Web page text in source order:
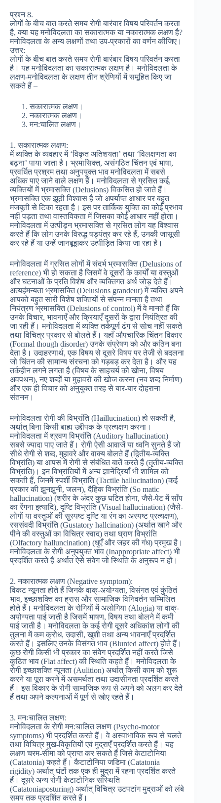
प्रश्न 8.
लोगों के बीच बात करते समय रोगी बारंबार विषय परिवर्तन करता
है, क्या यह मनोविदलता का सकारात्मक या नकारात्मक लक्षण है?
मनोविदलता के अन्य लक्षणों तथा उप-प्रकारों का वर्णन कीजिए।
उत्तर:
लोगों के बीच बात करते समय रोगी बारंबार विषय परिवर्तन करता
है। यह मनोविदलता का सकारात्मक लक्षण है। मनोविदलता के
लक्षण-मनोविदलता के लक्षण तीन श्रेणियों में समूहित किए जा
सकते हैं –
सकारात्मक लक्षण।
नकारात्मक लक्षण।
मन:चालित लक्षण।
1. सकारात्मक लक्षण:
में व्यक्ति के व्यवहार में ‘विकृत अतिशयता’ तथा ‘विलक्षणता का
बढ़ना’ पाया जाता है। भ्रमासिक्त, असंगठित चिंतन एवं भाषा,
प्रवर्धित प्रश्रम तथा अनुपयुक्त भाव मनोविदलता में सबसे
अधिक पाए जाने वाले लक्षण हैं। मनोविदलता से ग्रसित कई,
व्यक्तियों में भ्रमासक्ति (Delusions) विकसित हो जाते हैं।
भ्रमासक्ति एक झूठी विश्वास है जो अपर्याप्त आधार पर बहुत
मजबूती से टिका रहता है। इस पर तार्किक युक्ति का कोई प्रभाव
नहीं पड़ता तथा वास्तविकता में जिसका कोई आधार नहीं होता।
मनोविदलता में उत्पीड़न भ्रमासक्ति से ग्रसित लोग यह विश्वास
करते हैं कि लोग उनके विरुद्ध षड्यंत्र कर रहे हैं, उनकी जासूसी
कर रहे हैं या उन्हें जानबूझकर उत्पीड़ित किया जा रहा है।
मनोविदलता में ग्रसित लोगों में संदर्भ भ्रमासक्ति (Delusions of
reference) भी हो सकता है जिसमें वे दूसरों के कार्यों या वस्तुओं
और घटनाओं के प्रति विशेष और व्यक्तिगत अर्थ जोड़ देते हैं।
अत्यहंमन्यता भ्रमासक्ति (Delusions grandeur) में व्यक्ति अपने
आपको बहुत सारी विशेष शक्तियों से संपन्न मानता है तथा
नियंत्रण भ्रमासक्ति (Delusions of control) में वे मानते हैं कि
उनके विचार, भावनाएँ और क्रियाएँ दूसरों के द्वारा नियंत्रित की
जा रही हैं। मनोविदलता में व्यक्ति तर्कपूर्ण ढंग से सोच नहीं सकते
तथा विचित्र प्रकार से बोलते हैं। यहाँ औपचारिक चिंतन विकार
(Formal though disorder) उनके संप्रेषण को और कठिन बना
देता है। उदाहरणार्थ, एक विषय से दूसरे विषय पर तेजी से बदलना
जो चिंतन की सामान्य संरचना को गड़बड़ कर देता है। और यह
तर्कहीन लगने लगता है (विषय के साहचर्य को खोना, विषय
अवपथन), नए शब्दों या मुहावरों की खोज करना (नव शब्द निर्माण)
और एक ही विचार को अनुयुक्त तरह से बार-बार दोहराना
संतनन।
मनोविदलता रोगी की विभ्रांति (Haillucination) हो सकती है,
अर्थात् बिना किसी बाह्य उद्दीपक के प्रत्यक्षण करना।
मनोविदलता में श्रवण विभ्रांति (Auditory hallucination)
सबसे ज्यादा पाए जाते हैं। रोगी ऐसी आवाजें या ध्वनि सुनते हैं जो
सीधे रोगी से शब्द, मुहावरे और वाक्य बोलते हैं (द्वितीय-व्यक्ति
विभ्रांति) या आपस में रोगी से संबंधित बातें करते हैं (तृतीय-व्यक्ति
विभ्रांति)। इन विभ्रांतियों में अन्य ज्ञानेंद्रियाँ भी शामिल को
सकती हैं, जिनमें स्पर्शी विभ्रांति (Tactile hallucination) (कई
प्रकार की झुनझुनी, जलन), दैहिक विभ्रांति (So matic
hallucination) (शरीर के अंदर कुछ घटित होना, जैसे-पेट में साँप
का रेंगना इत्यादि), दृष्टि विभ्रांति (Visual hallucination) (जैसे-
लोगों या वस्तुओं की सुस्पष्ट दृष्टि या रंग का अस्पष्ट प्रत्यक्षण),
रससंवदी विभ्रांति (Gustatory hallcination) (अर्थात खाने और
पीने की वस्तुओं का विचित्र स्वाद) तथा घ्राण विभ्रांति
(Olfactory halluncination) (धुएँ और जहर की गंध) प्रमुख है।
मनोविदलता के रोगी अनुपयुक्त भाव (Inappropriate affect) भी
प्रदर्शित करते हैं अर्थात ऐसे संवेग जो स्थिति के अनुरूप न हों।
2. नकारात्मक लक्षण (Negative symptom):
विकट न्यूनता होते हैं जिनके वाक्-अयोग्यता, विसंगत एवं कुंठितं
भाव, इच्छाशक्ति का ह्रास और सामाजिक विनिवर्तन सम्मिलित
होते हैं। मनोविदलता के रोगियों में अलोगिया (Alogia) या वाक्-
अयोग्यता पाई जाती है जिसमें भाषण, विषय तथा बोलने में कमी
पाई जाती है। मनोविदलता के कई रोगी दूसरे अधिकांश लोगों की
तुलना में कम क्रोध, उदासी, खुशी तथा अन्य भावनाएँ प्रदर्शित
करते हैं। इसलिए उनके विसंगत भाव (Blunted affect) होते हैं।
कुछ रोगी किसी भी प्रकार का संवेग प्रदर्शित नहीं करते जिसे
कुठित भाव (Flat affect) की स्थिति कहते हैं। मनोविदलता के
रोगी इच्छाशक्ति न्यूनता (Aulition) अर्थात् किसी काम को शुरू
करने या पूरा करने में असमर्थता तथा उदासीनता प्रदर्शित करते
हैं। इस विकार के रोगी सामाजिक रूप से अपने को अलग कर देते
हैं तथा अपने कल्पनाओं में पूर्ण से खोए रहते हैं।
3. मनःचालित लक्षण:
मनोविदलता के रोगी मन:चालित लक्षण (Psycho-motor
symptoms) भी प्रदर्शित करते हैं। वे अस्वाभाविक रूप से चलते
तथा विचित्र मुख-विकृतियों एवं मुद्राएँ प्रदर्शित करते हैं। यह
लक्षण चरम-सीमा को प्राप्त कर सकते हैं जिसे केटाटोनिया
(Catatonia) कहते हैं। कैटाटोनिया जडिमा (Catatonia
rigidity) अर्थात् घंटों तक एक ही मुद्रा में रहना प्रदर्शित करते
हैं। दूसरे अन्य रोगी केटाटोनिक संस्थिति
(Catatoniaposturing) अर्थात् विचित्र उटपटांग मुद्राओं को लंबे
समय तक प्रदर्शित करते हैं।